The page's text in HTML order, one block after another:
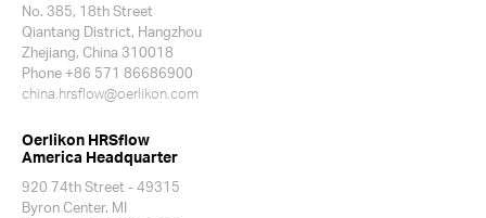
No. 385, 18th Street
Qiantang District, Hangzhou
Zhejiang, China 310018
Phone +86 571 86686900
china.hrsflow@oerlikon.com
Oerlikon HRSflow
America Headquarter
920 74th Street - 49315
Byron Center. MI